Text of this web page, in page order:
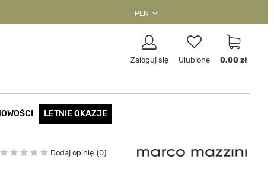
PLN
Zaloguj się Ulubione 0,00 zł
LETNIE OKAZJE
Dodaj opinię 0